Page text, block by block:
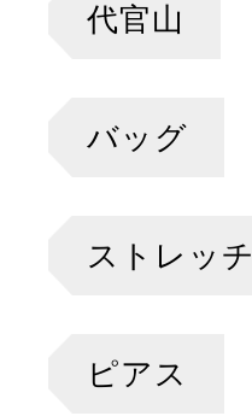
代官山
バッグ
ストレッチ
ピアス